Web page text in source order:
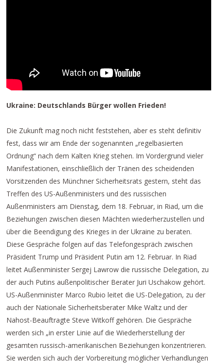
Ukraine: Deutschlands Bürger wollen Frieden!
Die Zukunft mag noch nicht feststehen, aber es steht definitiv
fest, dass wir am Ende der sogenannten „regelbasierten
Ordnung“ nach dem Kalten Krieg stehen. Im Vordergrund vieler
Manifestationen, einschließlich der Tränen des scheidenden
Vorsitzenden des Münchner Sicherheitsrats gestern, steht das
Treffen des US-Außenministers und des russischen
Außenministers am Dienstag, dem 18. Februar, in Riad, um die
Beziehungen zwischen diesen Mächten wiederherzustellen und
über die Beendigung des Krieges in der Ukraine zu beraten.
Diese Gespräche folgen auf das Telefongespräch zwischen
Präsident Trump und Präsident Putin am 12. Februar. In Riad
leitet Außenminister Sergej Lawrow die russische Delegation, zu
der auch Putins außenpolitischer Berater Juri Uschakow gehört.
US-Außenminister Marco Rubio leitet die US-Delegation, zu der
auch der Nationale Sicherheitsberater Mike Waltz und der
Nahost-Beauftragte Steve Witkoff gehören. Die Gespräche
werden sich „in erster Linie auf die Wiederherstellung der
gesamten russisch-amerikanischen Beziehungen konzentrieren.
Sie werden sich auch der Vorbereitung möglicher Verhandlungen